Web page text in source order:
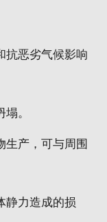
抗恶劣气候影响
。
生产，可与周围
静力造成的损